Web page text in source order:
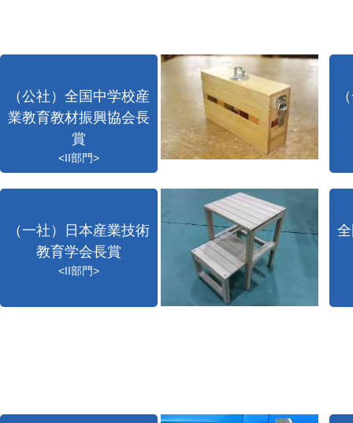
（公社）全国中学校産
業教育教材振興協会長
賞
<II部門>
（一社）日本産業技術
教育学会長賞
<II部門>